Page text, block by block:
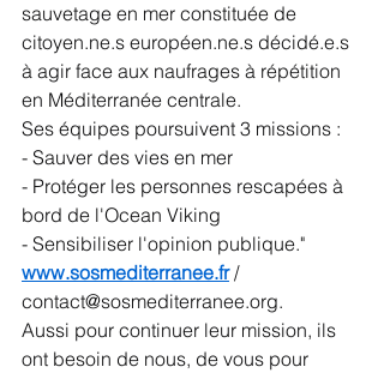
sauvetage en mer constituée de
citoyen.ne.s européen.ne.s décidé.e.s
à agir face aux naufrages à répétition
en Méditerranée centrale.
Ses équipes poursuivent 3 missions :
- Sauver des vies en mer
- Protéger les personnes rescapées à
bord de l'Ocean Viking
- Sensibiliser l'opinion publique."
www.sosmediterranee.fr /
contact@sosmediterranee.org.
Aussi pour continuer leur mission, ils
ont besoin de nous, de vous pour